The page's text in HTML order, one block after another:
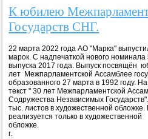
К юбилею
Государств СНГ.
22 марта 2022 года АО "Марка"
марок. С надпечаткой нового
выпуска 2017 года. Выпуск посвящён
лет Межпарламентской Ассамблее
образованного 27 марта в 1992 году.
текст " 30 лет Межпарламентской
Содружества Независимых
тыс. листов в художественной
реализуется только в художественной
обложке. 07.
г. Марка